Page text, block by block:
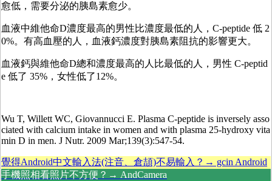
愈低，需要分泌的胰島素愈少。
血液中維他命D濃度最高的男性比濃度最低的人，C-peptide 低 2
0%。有高血壓的人，血液鈣濃度對胰島素阻抗的影響更大。
血液鈣與維他命D總和濃度最高的人比最低的人，男性 C-peptid
e 低了 35%，女性低了12%。
Wu T, Willett WC, Giovannucci E. Plasma C-peptide is inversely asso
ciated with calcium intake in women and with plasma 25-hydroxy vita
min D in men. J Nutr. 2009 Mar;139(3):547-54.
覺得Android中文輸入法(注音、倉頡)不易輸入？→ gcin Android
手機照相看照片不方便？→ AndCamera